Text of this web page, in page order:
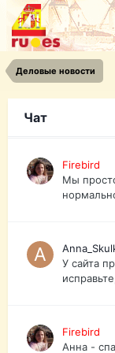
Деловые новости
Чат
Firebird
Друзья -
Firebird
Мы
У сайта
Firebird
Анна -